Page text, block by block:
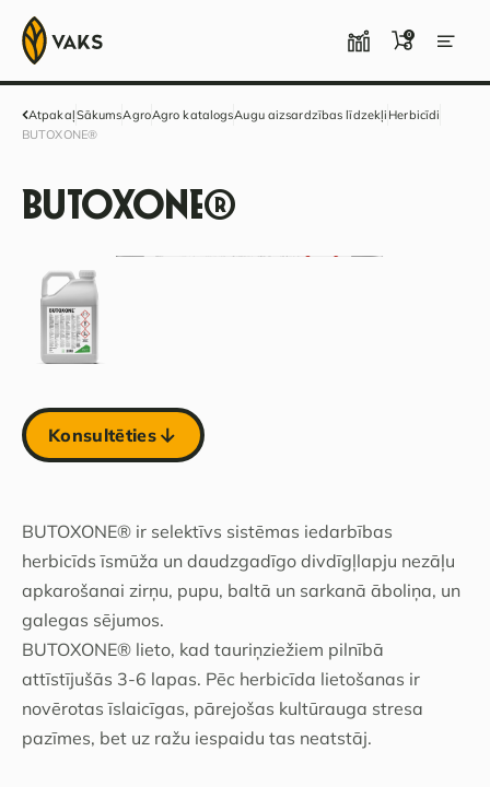
0
AtpakaļSākumsAgroAgro katalogsAugu aizsardzības līdzekļi Herbicīdi
BUTOXONE®
BUTOXONE®
Konsultēties
BUTOXONE® ir selektīvs sistēmas iedarbības
herbicīds īsmūža un daudzgadīgo divdīgļlapju nezāļu
apkarošanai zirņu, pupu, baltā un sarkanā āboliņa, un
galegas sējumos.
BUTOXONE® lieto, kad tauriņziežiem pilnībā
attīstījušās 3-6 lapas. Pēc herbicīda lietošanas ir
novērotas īslaicīgas, pārejošas kultūrauga stresa
pazīmes, bet uz ražu iespaidu tas neatstāj.